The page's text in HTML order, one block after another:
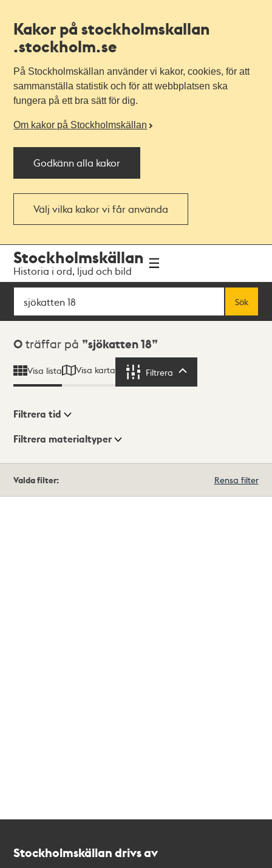
Kakor på stockholmskallan
.stockholm.se
På Stockholmskällan använder vi kakor, cookies, för att
sammanställa statistik och för att webbplatsen ska
fungera på ett bra sätt för dig.
Om kakor på Stockholmskällan
Godkänn alla kakor
Välj vilka kakor vi får använda
navigationen
huvudinnehållet
Stockholmskällan
Historia i ord, ljud och bild
Sök
Sök
Sökresultat
0 träffar på sjökatten 18
Visa lista Visa karta Filtrera
Visningsläge
Filtrera tid
Filtrera materialtyper
träffar
Valda filter: Rensa filter
Stockholmskällan drivs av